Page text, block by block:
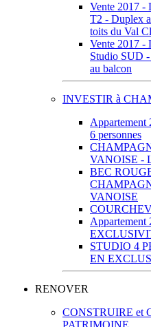
Vente 2017 -
T2 - Duplex
toits du Val
Vente 2017 -
Studio SUD -
au balcon
INVESTIR à
Appartement
6 personnes
VANOISE -
BEC
VANOISE
Appartement
STUDIO 4
EN
RENOVER
CONSTRUIRE et
PATRIMOINE